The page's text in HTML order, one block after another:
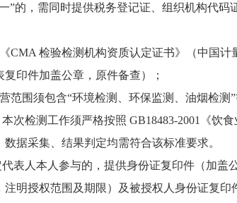
”的，需同时提供税务登记证、组织机构代码
CMA 检验检测机构资质认定证书》（中国计
印件加盖公章，原件备查）；
范围须包含“环境检测、环保监测、油烟检测”
次检测工作须严格按照 GB18483-2001《饮
据采集、结果判定均需符合该标准要求。
表人本人参与的，提供身份证复印件（加
明授权范围及期限）及被授权人身份证复印